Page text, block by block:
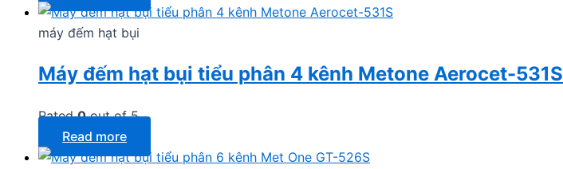
máy đếm hạt bụi
Máy đếm hạt bụi tiểu phân 4 kênh Metone Aerocet-531S
Rated0out of 5
Read more